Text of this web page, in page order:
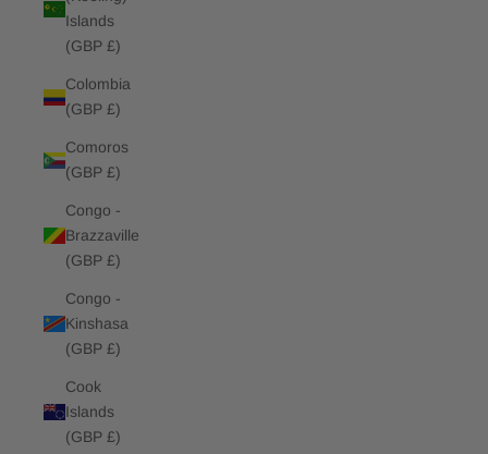
Islands
(GBP £)
Colombia
(GBP £)
Comoros
(GBP £)
Congo -
Brazzaville
(GBP £)
Congo -
Kinshasa
(GBP £)
Cook
Islands
(GBP £)